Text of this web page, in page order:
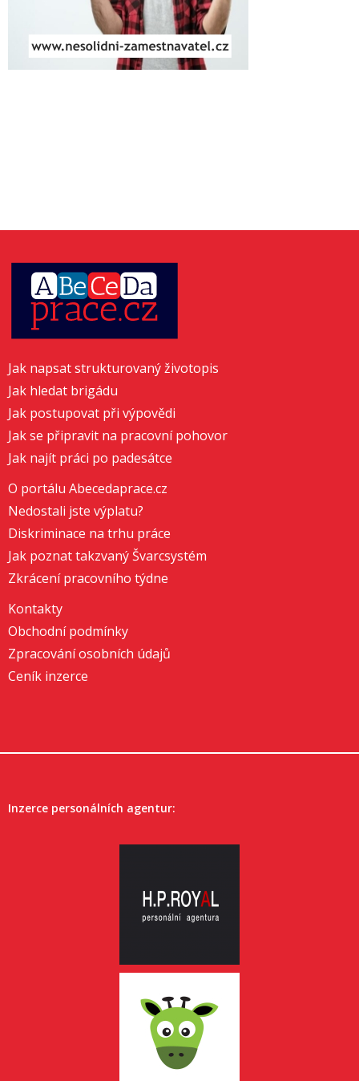
Jak napsat strukturovaný životopis
Jak hledat brigádu
Jak postupovat při výpovědi
Jak se připravit na pracovní pohovor
Jak najít práci po padesátce
O portálu Abecedaprace.cz
Nedostali jste výplatu?
Diskriminace na trhu práce
Jak poznat takzvaný Švarcsystém
Zkrácení pracovního týdne
Kontakty
Obchodní podmínky
Zpracování osobních údajů
Ceník inzerce
Inzerce personálních agentur: